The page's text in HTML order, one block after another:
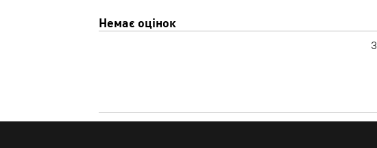
Немає оцінок